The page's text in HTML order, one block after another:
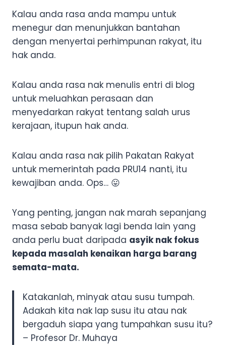
Kalau anda rasa anda mampu untuk
menegur dan menunjukkan bantahan
dengan menyertai perhimpunan rakyat, itu
hak anda.
Kalau anda rasa nak menulis entri di blog
untuk meluahkan perasaan dan
menyedarkan rakyat tentang salah urus
kerajaan, itupun hak anda.
Kalau anda rasa nak pilih Pakatan Rakyat
untuk memerintah pada PRU14 nanti, itu
kewajiban anda. Ops… 😛
Yang penting, jangan nak marah sepanjang
masa sebab banyak lagi benda lain yang
anda perlu buat daripada asyik nak fokus
kepada masalah kenaikan harga barang
semata-mata.
Katakanlah, minyak atau susu tumpah.
Adakah kita nak lap susu itu atau nak
bergaduh siapa yang tumpahkan susu itu?
– Profesor Dr. Muhaya